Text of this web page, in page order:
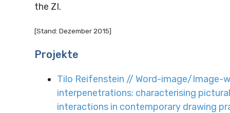
the ZI.
[Stand: Dezember 2015]
Projekte
Tilo Reifenstein // Word-image/Image-
interpenetrations: characterising
interactions in contemporary drawing